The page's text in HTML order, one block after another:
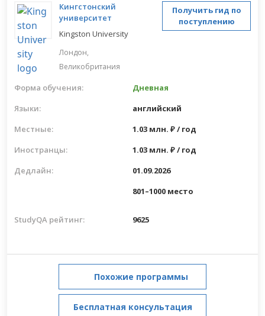
Кингстонский
университет
Kingston University
Лондон,
Великобритания
Получить гид по
поступлению
Форма обучения:
Дневная
Языки:
английский
Местные:
1.03 млн. ₽ / год
Иностранцы:
1.03 млн. ₽ / год
Дедлайн:
01.09.2026
801–1000 место
StudyQA рейтинг: 9625
Похожие программы
Бесплатная консультация